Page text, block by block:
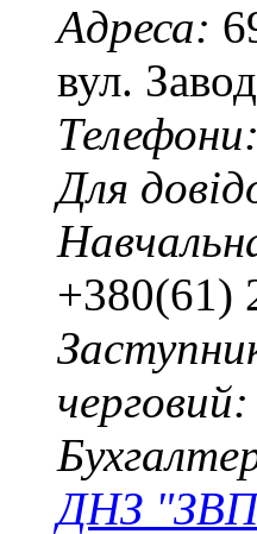
Адреса:
вул.
Телефони:
Для
+380(61)
черговий:
ДНЗ